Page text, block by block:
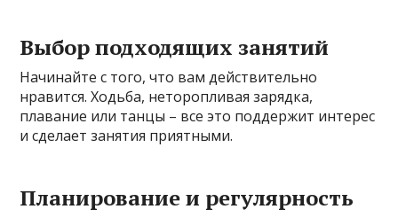
Выбор подходящих занятий
Начинайте с того, что вам действительно
нравится. Ходьба, неторопливая зарядка,
плавание или танцы – все это поддержит интерес
и сделает занятия приятными.
Планирование и регулярность